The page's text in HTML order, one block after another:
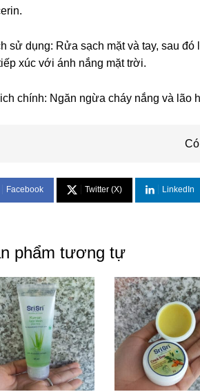
sử dụng: Rửa sạch mặt và tay, sau
xúc với ánh nắng mặt trời.
chính: Ngăn ngừa cháy nắng và lão
Facebook Twitter (X) LinkedIn
phẩm tương tự